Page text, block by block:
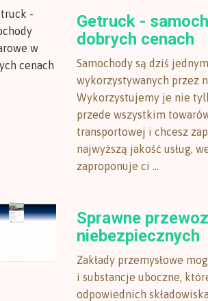
Getruck -
dobrych cenach
Samochody są dziś
wykorzystywanych przez
Wykorzystujemy je nie
przede wszystkim
transportowej i chcesz
najwyższą jakość usług,
zaproponuje ci ...
Sprawne
niebezpiecznych
Zakłady przemysłowe
i substancje uboczne,
odpowiednich